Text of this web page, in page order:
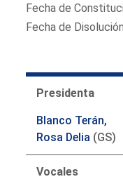
Fecha de
Fecha de
Presidenta
Blanco Terán,
Rosa Delia (GS)
Vocales